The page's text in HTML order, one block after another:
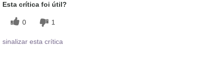
Esta crítica foi útil?
0 1
sinalizar esta crítica